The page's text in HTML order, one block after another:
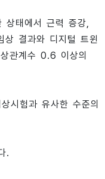
상태에서 근력 증강,
상 결과와 디지털 트윈
관계수 0.6 이상의
시험과 유사한 수준의
.